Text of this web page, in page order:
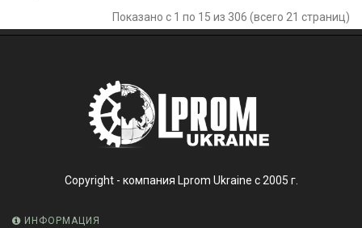
Показано с 1 по 15 из 306 (всего 21 страниц)
Copyright - компания Lprom Ukraine с 2005 г.
ИНФОРМАЦИЯ